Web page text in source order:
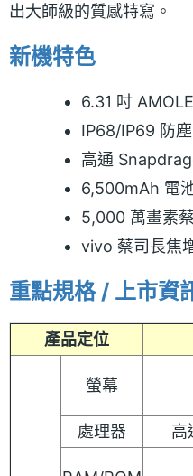
出大師級的質感特寫。
新機特色
6.31 吋
IP68/IP69 防
高通
6,500mAh 電
5,000 萬畫素
vivo 蔡司長焦
重點規格 / 上市資
產品定位
螢幕
處理器
高